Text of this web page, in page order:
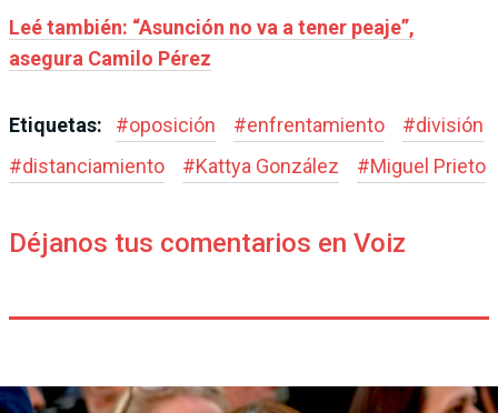
Leé también: “Asunción no va a tener peaje”,
asegura Camilo Pérez
Etiquetas: #oposición #enfrentamiento #división
#distanciamiento #Kattya González #Miguel Prieto
Déjanos tus comentarios en Voiz